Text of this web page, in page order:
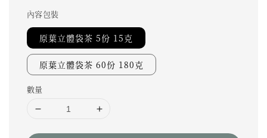
內容包裝
原葉立體袋茶 5份 15克
原葉立體袋茶 60份 180克
數量